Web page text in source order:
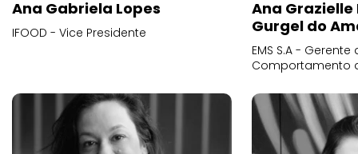
Ana Gabriela Lopes
IFOOD - Vice Presidente
Ana
Gurgel do
EMS S.A -
Comportamento